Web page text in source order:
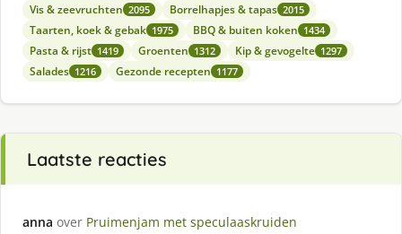
Vis & zeevruchten 2095 Borrelhapjes & tapas 2015
Taarten, koek & gebak 1975 BBQ & buiten koken 1434
Pasta & rijst 1419 Groenten 1312 Kip & gevogelte 1297
Salades 1216 Gezonde recepten 1177
Laatste reacties
anna over Pruimenjam met speculaaskruiden